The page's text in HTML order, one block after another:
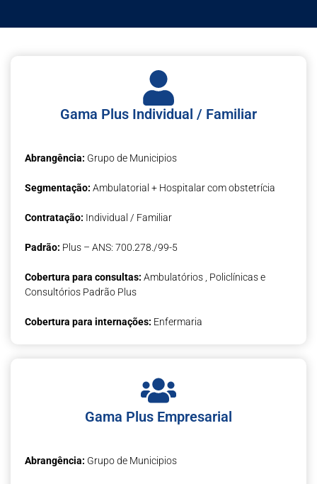
Gama Plus Individual / Familiar
Abrangência: Grupo de Municipios
Segmentação: Ambulatorial + Hospitalar com obstetrícia
Contratação: Individual / Familiar
Padrão: Plus – ANS: 700.278./99-5
Cobertura para consultas: Ambulatórios , Policlínicas e
Consultórios Padrão Plus
Cobertura para internações: Enfermaria
Gama Plus Empresarial
Abrangência: Grupo de Municipios